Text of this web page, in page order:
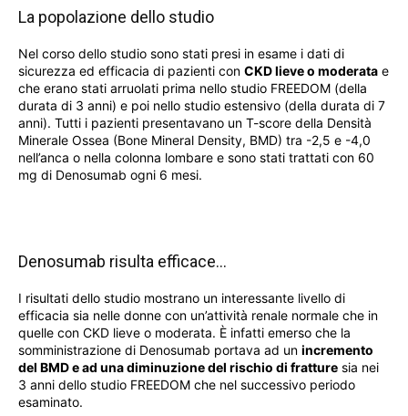
La popolazione dello studio
Nel corso dello studio sono stati presi in esame i dati di
sicurezza ed efficacia di pazienti con CKD lieve o moderata e
che erano stati arruolati prima nello studio FREEDOM (della
durata di 3 anni) e poi nello studio estensivo (della durata di 7
anni). Tutti i pazienti presentavano un T-score della Densità
Minerale Ossea (Bone Mineral Density, BMD) tra -2,5 e -4,0
nell’anca o nella colonna lombare e sono stati trattati con 60
mg di Denosumab ogni 6 mesi.
Denosumab risulta efficace…
I risultati dello studio mostrano un interessante livello di
efficacia sia nelle donne con un’attività renale normale che in
quelle con CKD lieve o moderata. È infatti emerso che la
somministrazione di Denosumab portava ad un incremento
del BMD e ad una diminuzione del rischio di fratture sia nei
3 anni dello studio FREEDOM che nel successivo periodo
esaminato.